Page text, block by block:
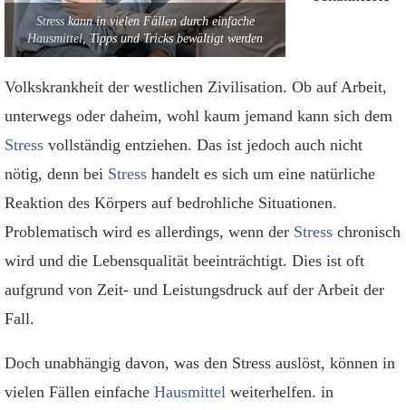
Stresskann in vielen Fällen durch einfache
Hausmittel, Tipps und Tricks bewältigt werden
Volkskrankheit der westlichen Zivilisation. Ob auf Arbeit,
unterwegs oder daheim, wohl kaum jemand kann sich dem
Stress vollständig entziehen. Das ist jedoch auch nicht
nötig, denn bei Stress handelt es sich um eine natürliche
Reaktion des Körpers auf bedrohliche Situationen.
Problematisch wird es allerdings, wenn der Stress chronisch
wird und die Lebensqualität beeinträchtigt. Dies ist oft
aufgrund von Zeit- und Leistungsdruck auf der Arbeit der
Fall.
Doch unabhängig davon, was den Stress auslöst, können in
vielen Fällen einfache Hausmittel weiterhelfen. in